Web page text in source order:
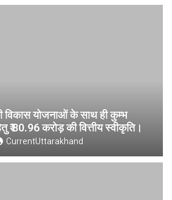
विकास योजनाओं के साथ ही कुम्भ
₹ 80.96 करोड़ की वित्तीय स्वीकृति।
CurrentUttarakhand